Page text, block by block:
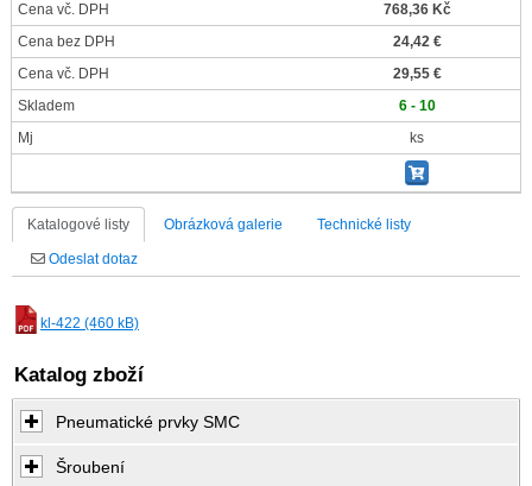
Cena vč. DPH
768,36 Kč
Cena bez DPH
24,42 €
Cena vč. DPH
29,55 €
Skladem
6 - 10
Mj
ks
Katalogové listy Obrázková galerie Technické listy
Odeslat dotaz
kl-422 (460 kB)
Katalog zboží
Pneumatické prvky SMC
Šroubení